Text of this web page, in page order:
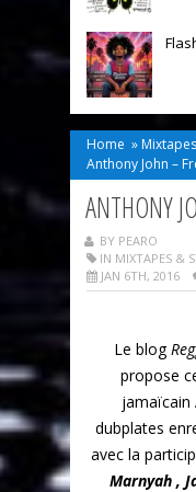
Home »
Anthony John –
ANTHONY
BY PEARO
IN MIXTAPES &
JAN 6TH, 2016
Le blog
propose
jamaïcain
dubplates
avec la
Marnyah ,